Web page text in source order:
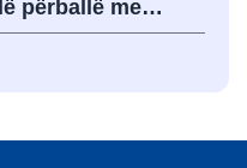
përballë me…